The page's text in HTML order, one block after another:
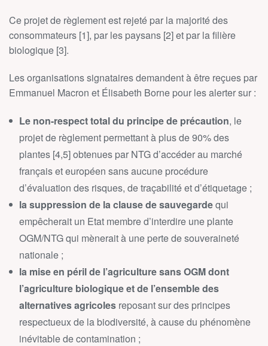
Ce projet de règlement est rejeté par la majorité des
consommateurs [1], par les paysans [2] et par la filière
biologique [3].
Les organisations signataires demandent à être reçues par
Emmanuel Macron et Élisabeth Borne pour les alerter sur :
Le non-respect total du principe de précaution, le
projet de règlement permettant à plus de 90% des
plantes [4,5] obtenues par NTG d’accéder au marché
français et européen sans aucune procédure
d’évaluation des risques, de traçabilité et d’étiquetage ;
la suppression de la clause de sauvegardequi
empêcherait un Etat membre d’interdire une plante
OGM/NTG qui mènerait à une perte de souveraineté
nationale ;
la mise en péril de l’agriculture sans OGM dont
l’agriculture biologique et de l’ensemble des
alternatives agricoles reposant sur des principes
respectueux de la biodiversité, à cause du phénomène
inévitable de contamination ;